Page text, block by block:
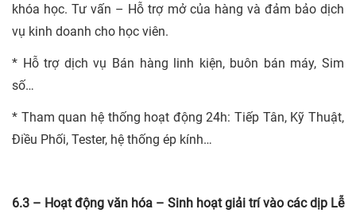
khóa học. Tư vấn – Hỗ trợ mở của hàng và đảm bảo dịch
vụ kinh doanh cho học viên.
* Hỗ trợ dịch vụ Bán hàng linh kiện, buôn bán máy, Sim
số…
* Tham quan hệ thống hoạt động 24h: Tiếp Tân, Kỹ Thuật,
Điều Phối, Tester, hệ thống ép kính…
6.3 – Hoạt động văn hóa – Sinh hoạt giải trí vào các dịp Lễ